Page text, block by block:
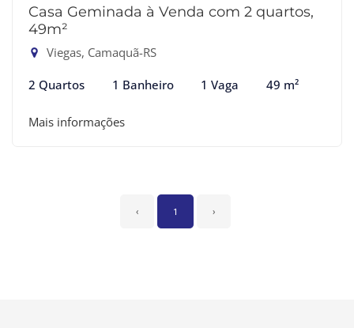
Casa Geminada à Venda com 2 quartos,
49m²
Viegas, Camaquã-RS
2 Quartos 1 Banheiro 1 Vaga 49 m²
Mais informações
‹ 1 ›